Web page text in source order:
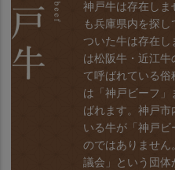
神戸牛は存在しま
も兵庫県内を探
ついた牛は存在し
は松阪牛・近江牛
て呼ばれている
は「神戸ビーフ
ばれます。神戸市
いる牛が「神戸ビ
のではありません
議会」という団